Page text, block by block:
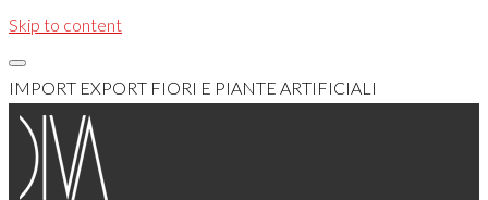
Skip to content
IMPORT EXPORT FIORI E PIANTE ARTIFICIALI